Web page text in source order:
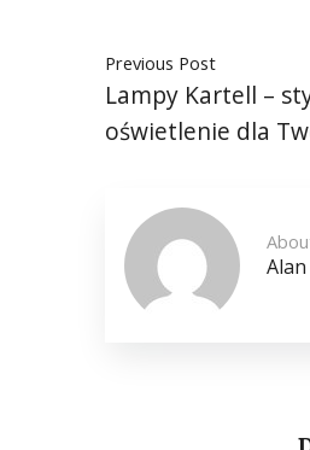
Previous Post
Lampy Kartell –
oświetlenie dla
Alan